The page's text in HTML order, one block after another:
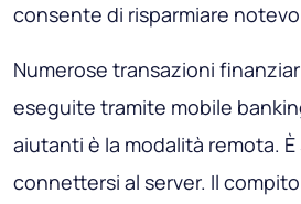
consente di risparmiare
Numerose transazioni
eseguite tramite mobile
aiutanti è la modalità remota.
connettersi al server. Il